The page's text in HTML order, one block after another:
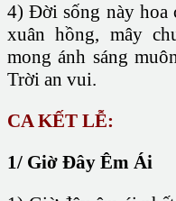
4) Đời sống này hoa
xuân hồng, mây
mong ánh sáng
Trời an vui.
CA KẾT LỄ:
1/ Giờ Đây Êm Ái